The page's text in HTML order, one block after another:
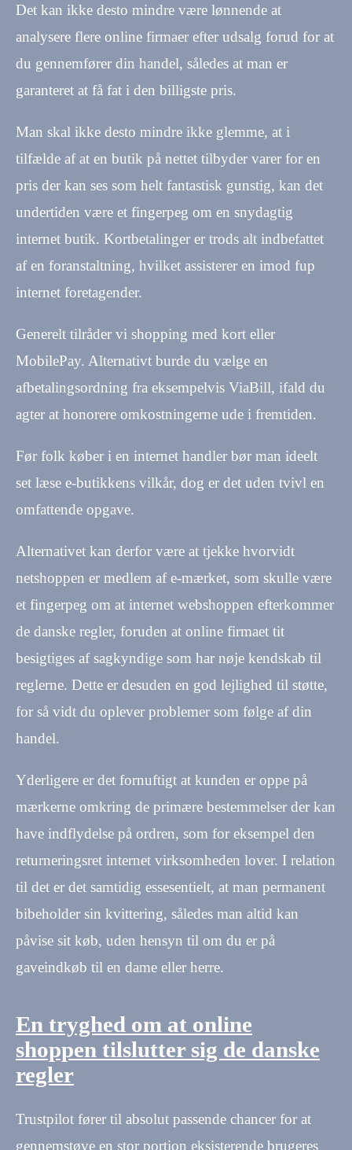
Det kan ikke desto mindre være lønnende at
analysere flere online firmaer efter udsalg forud for at
du gennemfører din handel, således at man er
garanteret at få fat i den billigste pris.
Man skal ikke desto mindre ikke glemme, at i
tilfælde af at en butik på nettet tilbyder varer for en
pris der kan ses som helt fantastisk gunstig, kan det
undertiden være et fingerpeg om en snydagtig
internet butik. Kortbetalinger er trods alt indbefattet
af en foranstaltning, hvilket assisterer en imod fup
internet foretagender.
Generelt tilråder vi shopping med kort eller
MobilePay. Alternativt burde du vælge en
afbetalingsordning fra eksempelvis ViaBill, ifald du
agter at honorere omkostningerne ude i fremtiden.
Før folk køber i en internet handler bør man ideelt
set læse e-butikkens vilkår, dog er det uden tvivl en
omfattende opgave.
Alternativet kan derfor være at tjekke hvorvidt
netshoppen er medlem af e-mærket, som skulle være
et fingerpeg om at internet webshoppen efterkommer
de danske regler, foruden at online firmaet tit
besigtiges af sagkyndige som har nøje kendskab til
reglerne. Dette er desuden en god lejlighed til støtte,
for så vidt du oplever problemer som følge af din
handel.
Yderligere er det fornuftigt at kunden er oppe på
mærkerne omkring de primære bestemmelser der kan
have indflydelse på ordren, som for eksempel den
returneringsret internet virksomheden lover. I relation
til det er det samtidig essesentielt, at man permanent
bibeholder sin kvittering, således man altid kan
påvise sit køb, uden hensyn til om du er på
gaveindkøb til en dame eller herre.
En tryghed om at online
shoppen tilslutter sig de danske
regler
Trustpilot fører til absolut passende chancer for at
gennemstøve en stor portion eksisterende brugeres